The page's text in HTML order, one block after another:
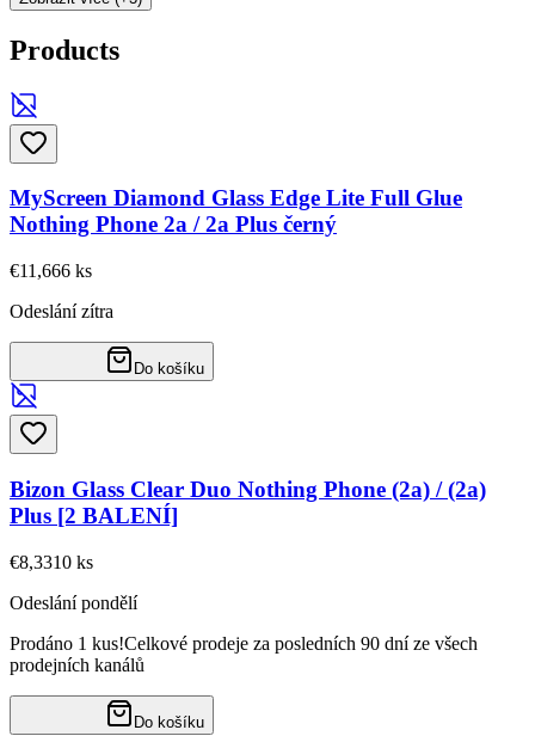
Products
MyScreen Diamond Glass Edge Lite Full Glue
Nothing Phone 2a / 2a Plus černý
€11,666 ks
Odeslání zítra
Do košíku
Bizon Glass Clear Duo Nothing Phone (2a) / (2a)
Plus [2 BALENÍ]
€8,3310 ks
Odeslání pondělí
Prodáno 1 kus!Celkové prodeje za posledních 90 dní ze všech
prodejních kanálů
Do košíku